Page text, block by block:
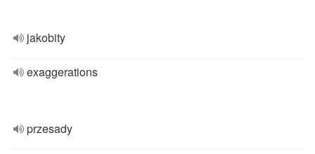
jakobity
exaggerations
przesady